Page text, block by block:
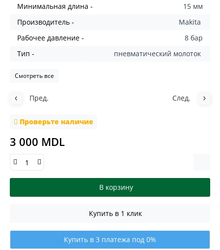
Минимальная длина -
15 мм
Производитель -
Makita
Рабочее давление -
8 бар
Тип -
пневматический молоток
Смотреть все
Пред. След.
Проверьте наличие
3 000 MDL
В корзину
Купить в 1 клик
Купить в 3 платежа под 0%